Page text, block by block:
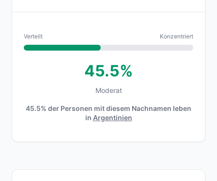
Verteilt Konzentriert
45.5%
Moderat
45.5% der Personen mit diesem Nachnamen leben
in Argentinien